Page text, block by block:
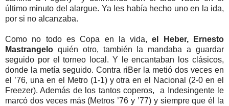
último minuto del alargue. Ya les había hecho uno en la ida,
por si no alcanzaba.
Como no todo es Copa en la vida,el Heber, Ernesto
Mastrangelo quién otro, también la mandaba a guardar
seguido por el torneo local. Y le encantaban los clásicos,
donde la metía seguido. Contra riBer la metió dos veces en
el ’76, una en el Metro (1-1) y otra en el Nacional (2-0 en el
Freezer). Además de los tantos coperos, a Indesingente le
marcó dos veces más (Metros ’76 y ’77) y siempre que él la